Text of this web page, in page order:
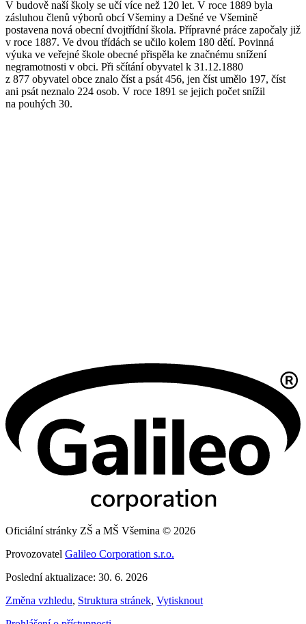
V budově naší školy se učí více než 120 let. V roce 1889 byla
zásluhou členů výborů obcí Všeminy a Dešné ve Všemině
postavena nová obecní dvojtřídní škola. Přípravné práce započaly již
v roce 1887. Ve dvou třídách se učilo kolem 180 dětí. Povinná
výuka ve veřejné škole obecné přispěla ke značnému snížení
negramotnosti v obci. Při sčítání obyvatel k 31.12.1880
z 877 obyvatel obce znalo číst a psát 456, jen číst umělo 197, číst
ani psát neznalo 224 osob. V roce 1891 se jejich počet snížil
na pouhých 30.
Oficiální stránky ZŠ a MŠ Všemina © 2026
Provozovatel Galileo Corporation s.r.o.
Poslední aktualizace: 30. 6. 2026
Změna vzhledu, Struktura stránek, Vytisknout